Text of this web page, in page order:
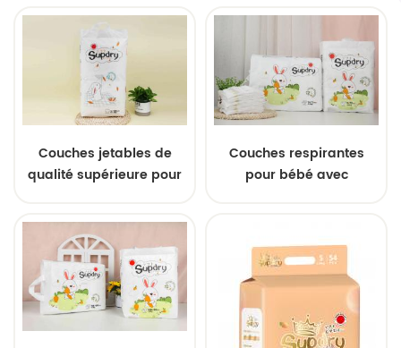
de distributeurs
internationaux
douces colorées pour
pour bébé endormi
Couches jetables de
qualité supérieure pour
économiques
Couches respirantes
pour bébé avec
absorbantes ultra-
douces pour les
nouveau-nés et les tout-